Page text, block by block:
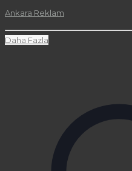
Ankara Reklam
Daha Fazla